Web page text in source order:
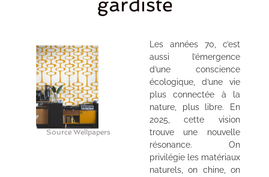
gardiste
Source Wellpapers
Les années 70, c’est
aussi l’émergence
d’une conscience
écologique, d’une vie
plus connectée à la
nature, plus libre. En
2025, cette vision
trouve une nouvelle
résonance. On
privilégie les matériaux
naturels, on chine, on